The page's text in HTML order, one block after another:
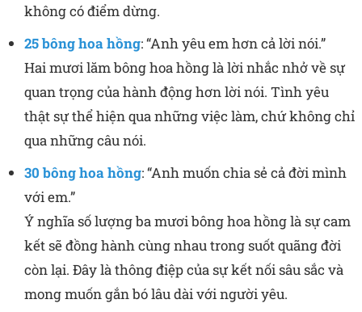
không có điểm dừng.
25 bông hoa hồng: “Anh yêu em hơn cả lời nói.”
Hai mươi lăm bông hoa hồng là lời nhắc nhở về sự
quan trọng của hành động hơn lời nói. Tình yêu
thật sự thể hiện qua những việc làm, chứ không chỉ
qua những câu nói.
30 bông hoa hồng: “Anh muốn chia sẻ cả đời mình
với em.”
Ý nghĩa số lượng ba mươi bông hoa hồng là sự cam
kết sẽ đồng hành cùng nhau trong suốt quãng đời
còn lại. Đây là thông điệp của sự kết nối sâu sắc và
mong muốn gắn bó lâu dài với người yêu.